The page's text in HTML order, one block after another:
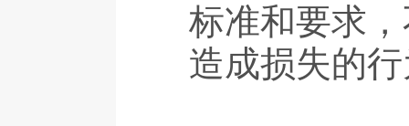
标准和要求
造成损失的